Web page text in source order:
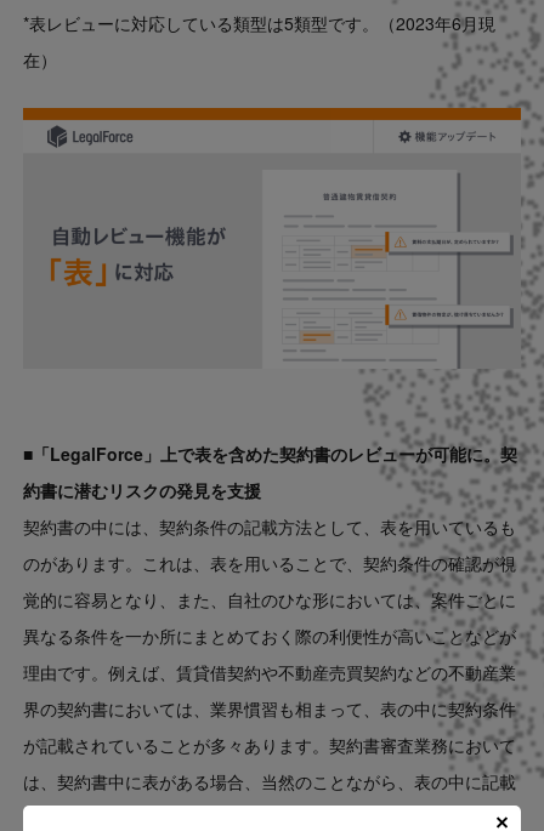
*表レビューに対応している類型は5類型です。（2023年6月現
在）
■「LegalForce」上で表を含めた契約書のレビューが可能に。契
約書に潜むリスクの発見を支援
契約書の中には、契約条件の記載方法として、表を用いているも
のがあります。これは、表を用いることで、契約条件の確認が視
覚的に容易となり、また、自社のひな形においては、案件ごとに
異なる条件を一か所にまとめておく際の利便性が高いことなどが
理由です。例えば、賃貸借契約や不動産売買契約などの不動産業
界の契約書においては、業界慣習も相まって、表の中に契約条件
が記載されていることが多々あります。契約書審査業務において
は、契約書中に表がある場合、当然のことながら、表の中に記載
されている契約条件もレビューの対象となります。今回、